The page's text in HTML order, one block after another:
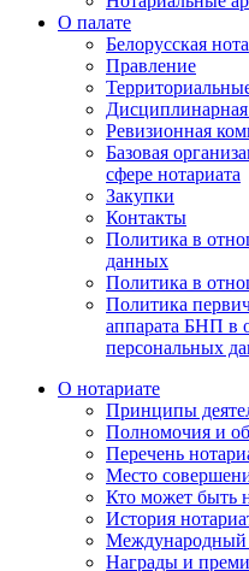
О палате
Белорусская
Правление
Ревизионная
Базовая
сфере нотариата
Закупки
Контакты
Политика в
данных
Политика в
Политика
аппарата БНП в
персональных
О нотариате
Принципы
Полномочия и
Перечень
Место
Кто может быть
История
Международный
Награды и